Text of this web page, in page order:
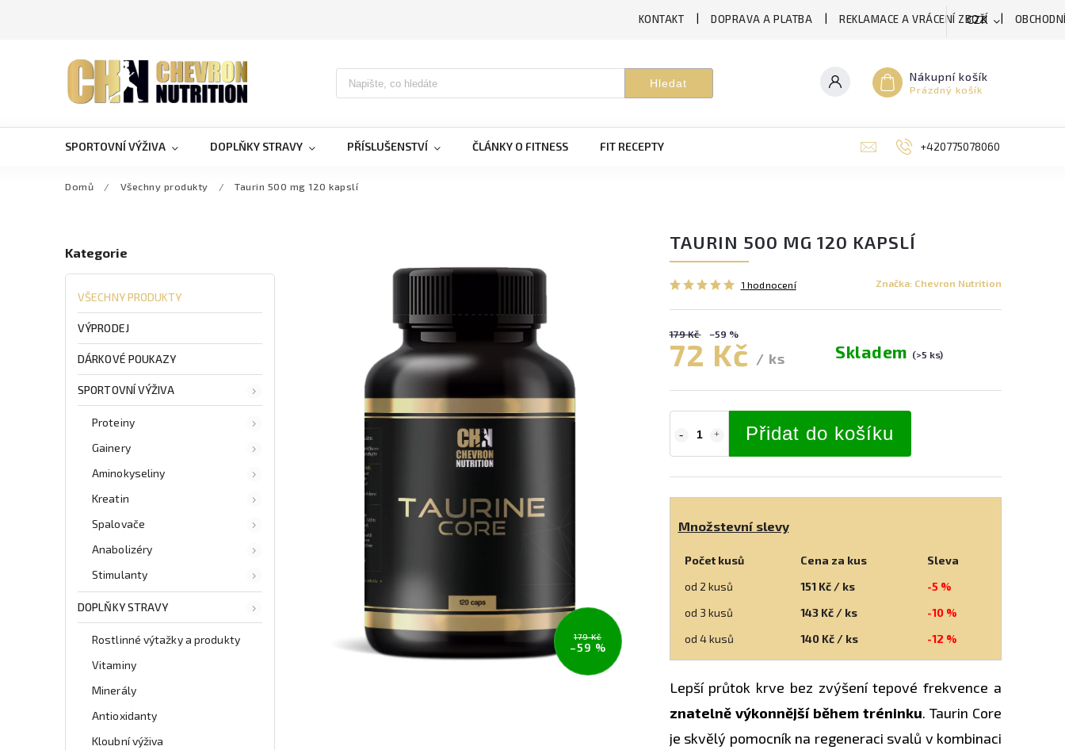
KONTAKT DOPRAVA A PLATBA REKLAMACE A VRÁCENÍ ZBOŽÍ
CZK
Hledat Nákupní košík
Prázdný košík
SPORTOVNÍ VÝŽIVA DOPLŇKY STRAVY PŘÍSLUŠENSTVÍ ČLÁNKY O FITNESS FIT RECEPTY +420775078060
Domů / Všechny produkty / Taurin 500 mg 120 kapslí
Kategorie
VŠECHNY PRODUKTY
VÝPRODEJ
DÁRKOVÉ POUKAZY
SPORTOVNÍ VÝŽIVA
Proteiny
Gainery
Aminokyseliny
Kreatin
Spalovače
Anabolizéry
Stimulanty
DOPLŇKY STRAVY
Rostlinné výtažky a produkty
Vitaminy
Minerály
Antioxidanty
Kloubní výživa
179 Kč
–59 %
TAURIN 500 MG 120 KAPSLÍ
1 hodnocení Značka: Chevron Nutrition
179 Kč –59 %
72 Kč / ks Skladem (>5 ks)
Přidat do košíku
Množstevní slevy
Počet kusů Cena za kus
Sleva
od 2 kusů
151 Kč / ks
-5 %
od 3 kusů
143 Kč / ks
-10 %
od 4 kusů
140 Kč / ks -12 %
Lepší průtok krve bez zvýšení tepové frekvence a
znatelně výkonnější během tréninku. Taurin Core
je skvělý pomocník na regeneraci svalů v kombinaci